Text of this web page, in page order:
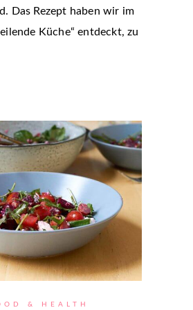
Das Rezept haben wir im
Küche“ entdeckt, zu
& HEALTH